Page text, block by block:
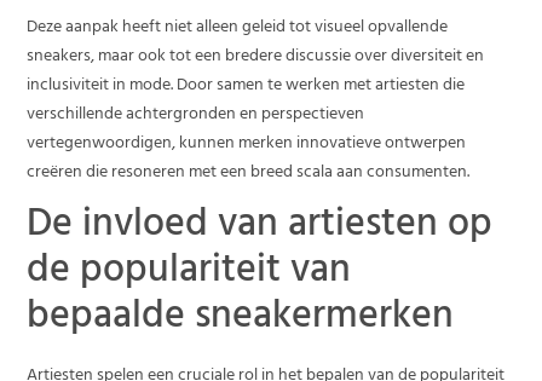
Deze aanpak heeft niet alleen geleid tot visueel opvallende
sneakers, maar ook tot een bredere discussie over diversiteit en
inclusiviteit in mode. Door samen te werken met artiesten die
verschillende achtergronden en perspectieven
vertegenwoordigen, kunnen merken innovatieve ontwerpen
creëren die resoneren met een breed scala aan consumenten.
De invloed van artiesten op
de populariteit van
bepaalde sneakermerken